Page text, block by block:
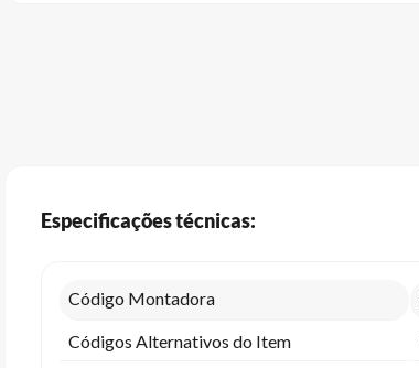
Especificações técnicas:
Código Montadora
Códigos Alternativos do Item